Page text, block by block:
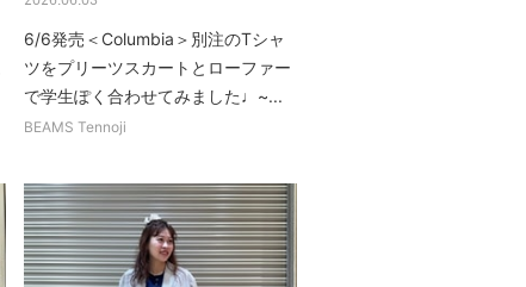
6/6発売＜Columbia＞別注のTシャ
ツをプリーツスカートとローファー
で学生ぽく合わせてみました♩~...
BEAMS Tennoji